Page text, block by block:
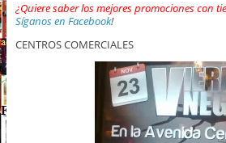
¿Quiere saber los mejores promociones con
Síganos en Facebook!
CENTROS COMERCIALES